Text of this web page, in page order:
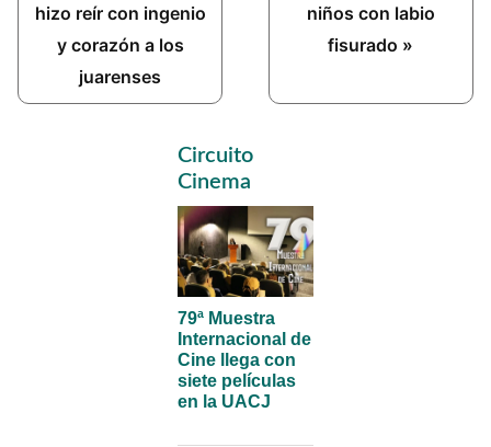
hizo reír con ingenio
y corazón a los
juarenses
niños con labio
fisurado »
Primary
Sidebar
Circuito
Cinema
79ª Muestra
Internacional de
Cine llega con
siete películas
en la UACJ